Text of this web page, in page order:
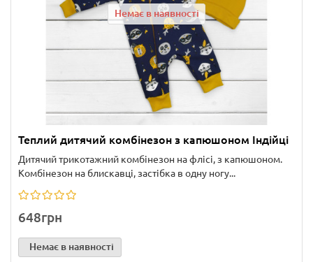
Немає в наявності
Теплий дитячий комбінезон з капюшоном Індійці
Дитячий трикотажний комбінезон на флісі, з капюшоном.
Комбінезон на блискавці, застібка в одну ногу...
648грн
Немає в наявності